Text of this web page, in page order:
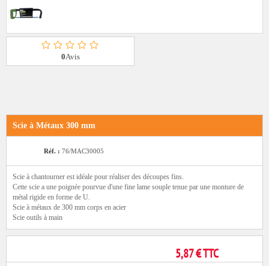
0Avis
Scie à Métaux 300 mm
Réf. : 76/MAC30005
Scie à chantourner est idéale pour réaliser des découpes fins.
Cette scie a une poignée pourvue d'une fine lame souple tenue par une monture de
métal rigide en forme de U.
Scie à métaux de 300 mm corps en acier
Scie outils à main
5,87 € TTC